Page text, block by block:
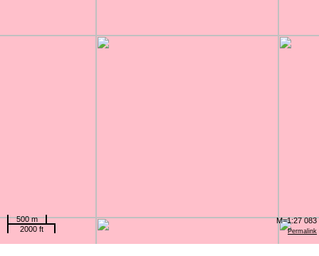
Permalink
500 m
2000 ft
M=1:27 083